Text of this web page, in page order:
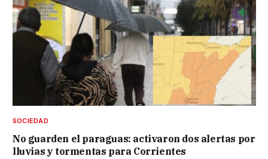
SOCIEDAD
No guarden el paraguas: activaron dos alertas por
lluvias y tormentas para Corrientes